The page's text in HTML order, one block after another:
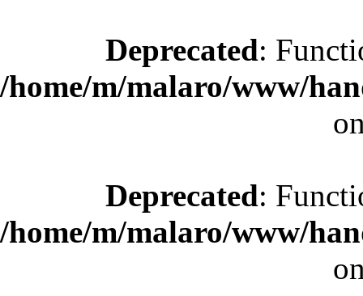
Deprecated:
/home/m/malaro/www/
Deprecated:
/home/m/malaro/www/